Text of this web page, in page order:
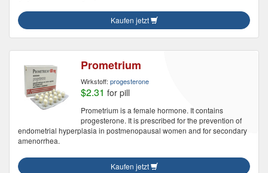
Kaufen jetzt
Prometrium
Wirkstoff: progesterone
$2.31 for pill
Prometrium is a female hormone. It contains
progesterone. It is prescribed for the prevention of
endometrial hyperplasia in postmenopausal women and for secondary
amenorrhea.
Kaufen jetzt